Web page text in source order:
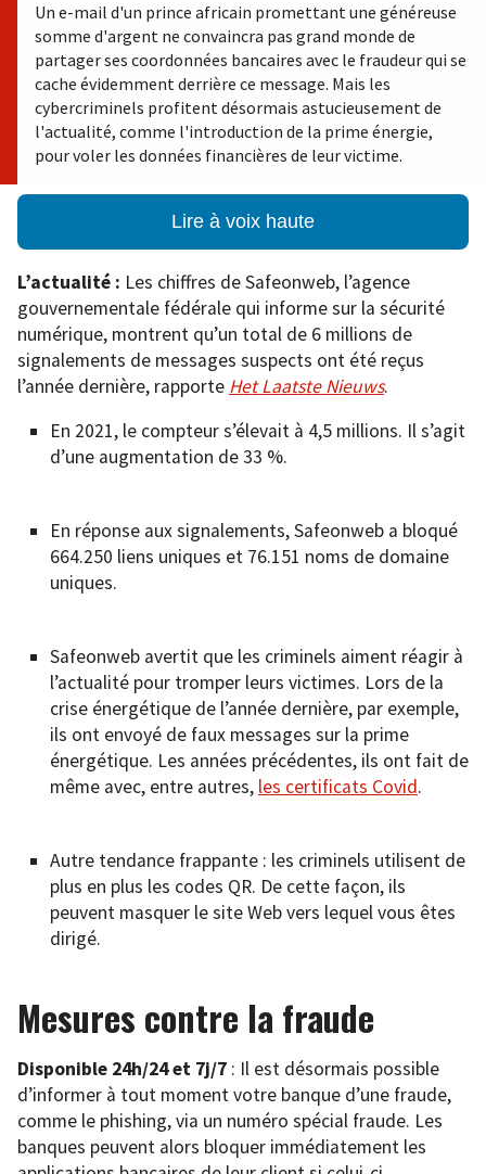
Un e-mail d'un prince africain promettant une généreuse
somme d'argent ne convaincra pas grand monde de
partager ses coordonnées bancaires avec le fraudeur qui se
cache évidemment derrière ce message. Mais les
cybercriminels profitent désormais astucieusement de
l'actualité, comme l'introduction de la prime énergie,
pour voler les données financières de leur victime.
Lire à voix haute
L’actualité : Les chiffres de Safeonweb, l’agence
gouvernementale fédérale qui informe sur la sécurité
numérique, montrent qu’un total de 6 millions de
signalements de messages suspects ont été reçus
l’année dernière, rapporte Het Laatste Nieuws.
En 2021, le compteur s’élevait à 4,5 millions. Il s’agit
d’une augmentation de 33 %.
En réponse aux signalements, Safeonweb a bloqué
664.250 liens uniques et 76.151 noms de domaine
uniques.
Safeonweb avertit que les criminels aiment réagir à
l’actualité pour tromper leurs victimes. Lors de la
crise énergétique de l’année dernière, par exemple,
ils ont envoyé de faux messages sur la prime
énergétique. Les années précédentes, ils ont fait de
même avec, entre autres, les certificats Covid.
Autre tendance frappante : les criminels utilisent de
plus en plus les codes QR. De cette façon, ils
peuvent masquer le site Web vers lequel vous êtes
dirigé.
Mesures contre la fraude
Disponible 24h/24 et 7j/7 : Il est désormais possible
d’informer à tout moment votre banque d’une fraude,
comme le phishing, via un numéro spécial fraude. Les
banques peuvent alors bloquer immédiatement les